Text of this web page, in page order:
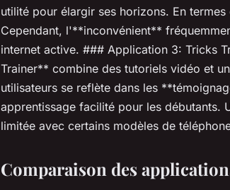
utilité pour élargir ses horizons. En
Cependant, l'**inconvénient**
internet active. ### Application 3: Tricks
Trainer** combine des tutoriels vidéo et
utilisateurs se reflète dans les
apprentissage facilité pour les
limitée avec certains modèles de
Comparaison des